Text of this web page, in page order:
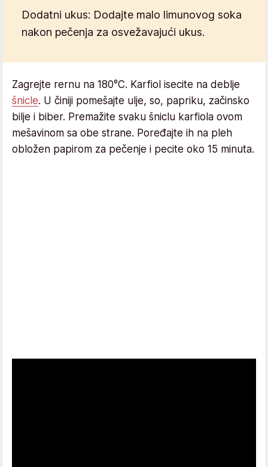
Dodatni ukus: Dodajte malo limunovog soka
nakon pečenja za osvežavajući ukus.
Zagrejte rernu na 180°C. Karfiol isecite na deblje
šnicle. U činiji pomešajte ulje, so, papriku, začinsko
bilje i biber. Premažite svaku šniclu karfiola ovom
mešavinom sa obe strane. Poređajte ih na pleh
obložen papirom za pečenje i pecite oko 15 minuta.